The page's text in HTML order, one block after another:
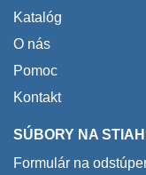
Katalóg
O nás
Pomoc
Kontakt
SÚBORY NA
Formulár na